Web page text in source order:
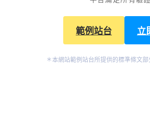
範例站台 立
＊本網站範例站台所提供的標準條文